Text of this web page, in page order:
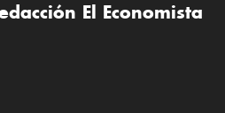
El Economista